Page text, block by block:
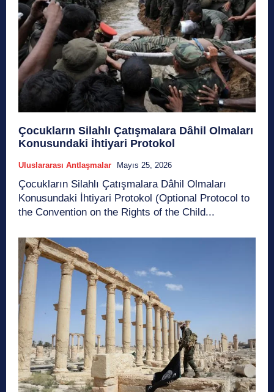
Çocukların Silahlı Çatışmalara Dâhil Olmaları
Konusundaki İhtiyari Protokol
Uluslararası Antlaşmalar Mayıs 25, 2026
Çocukların Silahlı Çatışmalara Dâhil Olmaları
Konusundaki İhtiyari Protokol (Optional Protocol to
the Convention on the Rights of the Child...